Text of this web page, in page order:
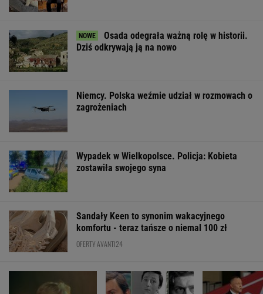
Osada odegrała ważną rolę w historii.
Dziś odkrywają ją na nowo
Niemcy. Polska weźmie udział w rozmowach o
zagrożeniach
Wypadek w Wielkopolsce. Policja: Kobieta
zostawiła swojego syna
Sandały Keen to synonim wakacyjnego
komfortu - teraz tańsze o niemal 100 zł
OFERTY AVANTI24